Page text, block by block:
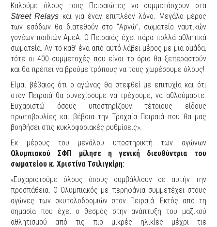
Καλούμε όλους τους Πειραιώτες να συμμετάσχουν στα
Street Relays και για έναν επιπλέον λόγο. Μεγάλο μέρος
των εσόδων θα διατεθούν στο “Αργώ”, σωματείο ναυτικών
γονέων παιδιών ΑμεΑ. Ο Πειραιάς έχει πάρα πολλά αθλητικά
σωματεία. Αν το καθ’ ένα από αυτό λάβει μέρος με μια ομάδα,
τότε οι 400 συμμετοχές που είναι το όριο θα ξεπεραστούν
και θα πρέπει να βρούμε τρόπους να τους χωρέσουμε όλους!
Είμαι βέβαιος ότι ο αγώνας θα στεφθεί με επιτυχία και ότι
στον Πειραιά θα συνεχίσουμε να τρέχουμε, να αθλούμαστε.
Ευχαριστώ όσους υποστηρίζουν τέτοιους είδους
πρωτοβουλίες και βέβαια την Τροχαία Πειραιά που θα μας
βοηθήσει στις κυκλοφοριακές ρυθμίσεις».
Εκ μέρους του μεγάλου υποστηρικτή των αγώνων
Ολυμπιακού ΣΦΠ μίλησε η γενική διευθύντρια του
σωματείου κ. Χριστίνα Τσιλιγκίρη:
«Ευχαριστούμε όλους όσους συμβάλλουν σε αυτήν την
προσπάθεια. Ο Ολυμπιακός με περηφάνια συμμετέχει στους
αγώνες των σκυταλοδρομιών στον Πειραιά. Εκτός από τη
σημασία που έχει ο θεσμός στην ανάπτυξη του μαζικού
αθλητισμού από τις πιο μικρές ηλικίες μέχρι τιε